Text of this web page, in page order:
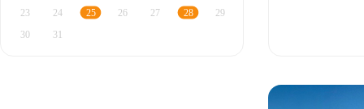
23
24 25 26 27 28
29
30
31